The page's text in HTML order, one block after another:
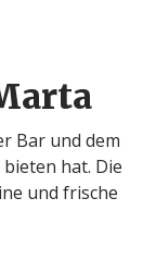
Bar und dem
hat. Die
und frische